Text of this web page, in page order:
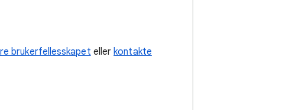
brukerfellesskapet ellerkontakte